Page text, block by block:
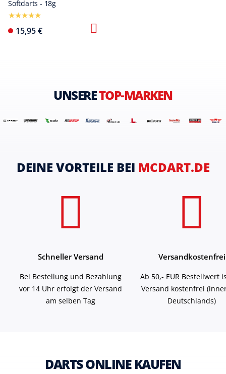
Softdarts - 18g
15,95 €
UNSERETOP-MARKEN
DEINE VORTEILE BEI MCDART.DE
Schneller Versand
Bei Bestellung und Bezahlung
vor 14 Uhr erfolgt der Versand
am selben Tag
Versandkostenfrei
Ab 50,- EUR Bestellwert
Versand kostenfrei
Deutschlands)
DARTS ONLINE KAUFEN